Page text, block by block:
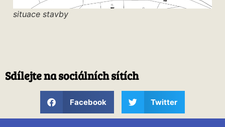
situace stavby
Sdílejte na sociálních sítích
Facebook Twitter